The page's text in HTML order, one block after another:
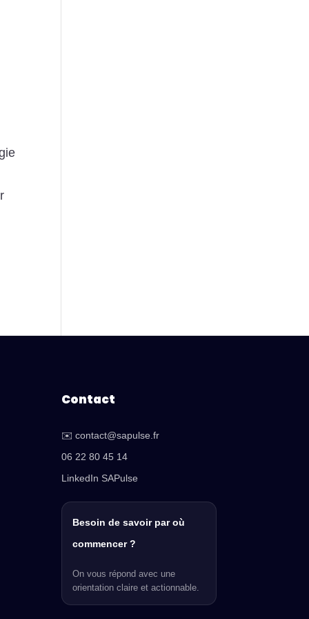
Contact
✉️ contact@sapulse.fr
06 22 80 45 14
LinkedIn SAPulse
Besoin de savoir par où
commencer ?
On vous répond avec une
orientation claire et actionnable.